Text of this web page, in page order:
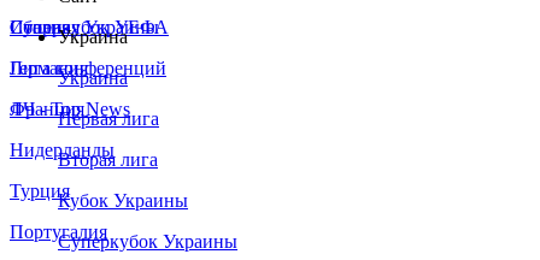
Сборная Украины
Италия
Германия
Франция
Нидерланды
Турция
Португалия
Суперкубок УЕФА
Лига конференций
ЛЧ - Top News
Украина
Украина
Первая лига
Вторая лига
Кубок Украины
Суперкубок Украины